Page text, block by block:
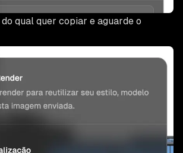
qual quer copiar e aguarde o